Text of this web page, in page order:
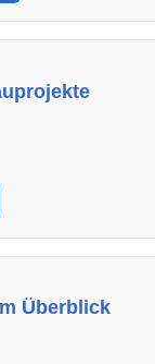
in Ulm –
sofort bezugsfertig.
Überblick